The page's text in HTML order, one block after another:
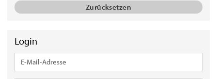
Zurücksetzen
Login
E-
Mail-